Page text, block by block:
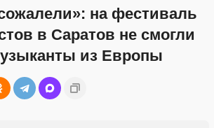
на фестиваль
в Саратов не смогли
из Европы